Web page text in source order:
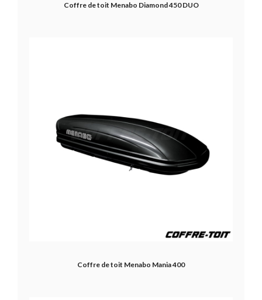
Coffre de toit Menabo Diamond 450 DUO
Coffre de toit Menabo Mania 400